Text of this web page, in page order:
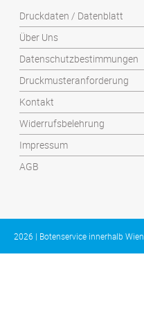
Druckdaten / Datenblatt
Über Uns
Datenschutzbestimmungen
Druckmusteranforderung
Kontakt
Widerrufsbelehrung
Impressum
AGB
2026 | Botenservice innerhalb Wien